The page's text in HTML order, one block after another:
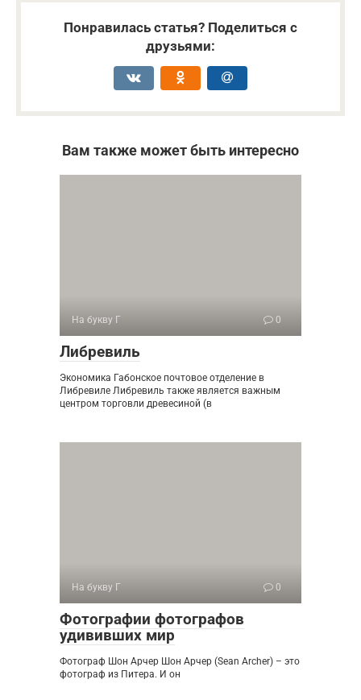
Понравилась статья? Поделиться с
друзьями:
Вам также может быть интересно
На букву Г 0
Либревиль
Экономика Габонское почтовое отделение в
Либревиле Либревиль также является важным
центром торговли древесиной (в
На букву Г 0
Фотографии фотографов
удививших мир
Фотограф Шон Арчер Шон Арчер (Sean Archer) – это
фотограф из Питера. И он